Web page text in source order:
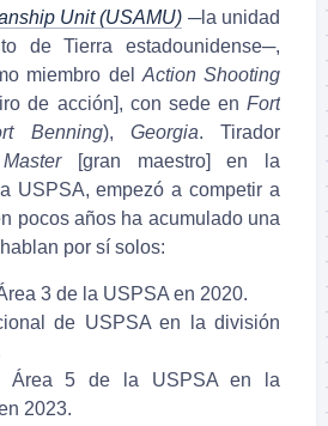
Unit (USAMU) ─la unidad
de Tierra estadounidense─,
miembro del Action Shooting
de acción], con sede en Fort
Benning), Georgia. Tirador
[gran maestro] en la
USPSA, empezó a competir a
pocos años ha acumulado una
por sí solos:
3 de la USPSA en 2020.
de USPSA en la división
Área 5 de la USPSA en la
2023.